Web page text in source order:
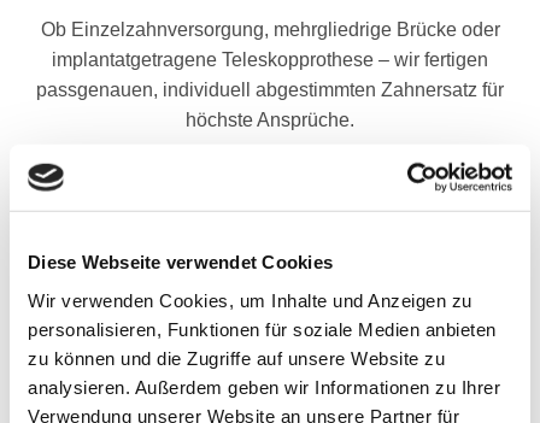
Diese Webseite verwendet Cookies
Wir verwenden Cookies, um Inhalte und Anzeigen zu
personalisieren, Funktionen für soziale Medien anbieten
zu können und die Zugriffe auf unsere Website zu
analysieren. Außerdem geben wir Informationen zu Ihrer
Verwendung unserer Website an unsere Partner für
Ob Einzelzahnversorgung, mehrgliedrige Brücke oder
implantatgetragene Teleskopprothese – wir fertigen
passgenauen, individuell abgestimmten Zahnersatz für
höchste Ansprüche.
ERPROBTE SYSTEME – BESTE ERGEBNISSE
Wir arbeiten mit einer Vielzahl an renommierten
Implantatsystemen, um flexibel auf die Gegebenheiten und
Wünsche Ihrer Patienten einzugehen. Hier eine Auswahl